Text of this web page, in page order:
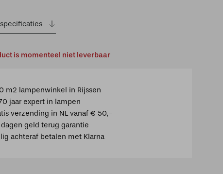
is momenteel niet leverbaar
was:
€40,00.
is:
€35,00.
m2 lampenwinkel in Rijssen
jaar expert in lampen
verzending in NL vanaf € 50,-
geld terug garantie
achteraf betalen met Klarna